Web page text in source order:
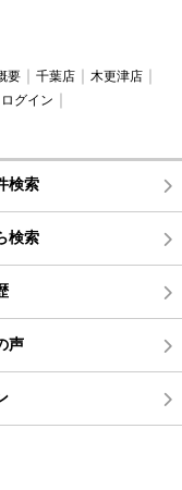
要 千葉店
木更津店
ログイン
検索
検索
声